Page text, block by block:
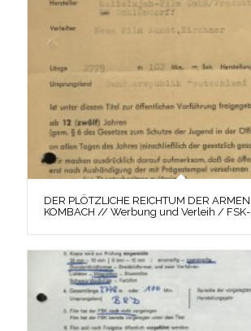
DER PLÖTZLICHE REICHTUM DER
KOMBACH // Werbung und Verleih /